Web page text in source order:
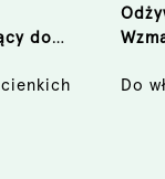
do
cienkich
ml
Do